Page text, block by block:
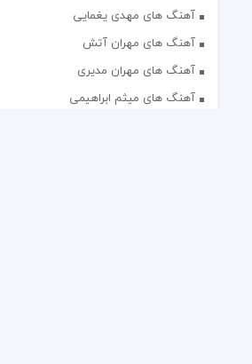
آهنگ های مهدی یغمایی
آهنگ های مهران آتش
آهنگ های مهران مدیری
آهنگ های میثم ابراهیمی